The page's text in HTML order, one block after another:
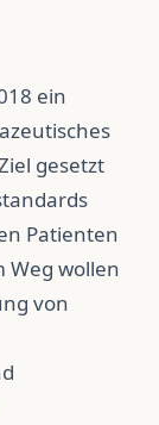
ein
gesetzt
Patienten
Weg wollen
von